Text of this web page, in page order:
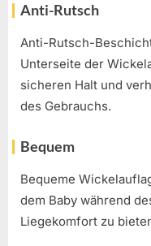
Anti-Rutsch
Anti-Rutsch-
Unterseite der
sicheren Halt und
des Gebrauchs.
Bequem
Bequeme
dem Baby während
Liegekomfort zu